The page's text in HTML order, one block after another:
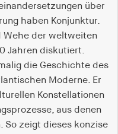
über
haben Konjunktur.
Wehe der weltweiten
Jahren diskutiert.
die Geschichte des
Moderne. Er
Konstellationen
aus denen
So zeigt dieses konzise